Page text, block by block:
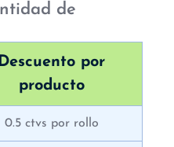
de
Descuento por
producto
0.5 ctvs por rollo